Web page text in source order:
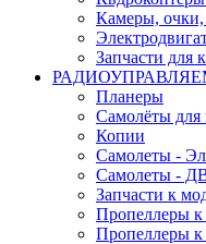
Камеры,
Запчасти для
Планеры
Самолёты
Копии
Самолеты -
Самолеты -
Запчасти к
Пропеллеры к
Пропеллеры